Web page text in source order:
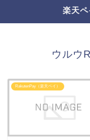
楽天
ウルウ
RakutenPay（楽天ペイ）